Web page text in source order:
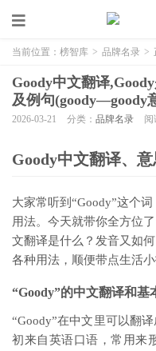
当前位置： 榜智库 > 品牌名录 >
Goody中文翻译
及例句(goody—goody
2026-03-21 分类： 品牌名录 阅
Goody中文翻译、
大家常听到“Goody”这个
用法。今天就带你全方位
文翻译是什么？发音又如
各种用法，顺便带点生活
“Goody”的中文翻译和基
“Goody”在中文里可以翻
初来自英语口语，常用来